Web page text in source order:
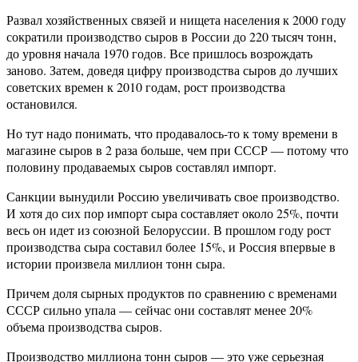
Развал хозяйственных связей и нищета населения к 2000 году
сократили производство сыров в России до 220 тысяч тонн,
до уровня начала 1970 годов. Все пришлось возрождать
заново. Затем, доведя цифру производства сыров до лучших
советских времен к 2010 годам, рост производства
остановился.
Но тут надо понимать, что продавалось-то к тому времени в
магазине сыров в 2 раза больше, чем при СССР — потому что
половину продаваемых сыров составлял импорт.
Санкции вынудили Россию увеличивать свое производство.
И хотя до сих пор импорт сыра составляет около 25%, почти
весь он идет из союзной Белоруссии. В прошлом году рост
производства сыра составил более 15%, и Россия впервые в
истории произвела миллион тонн сыра.
Причем доля сырных продуктов по сравнению с временами
СССР сильно упала — сейчас они составлят менее 20%
объема производства сыров.
Производство миллиона тонн сыров — это уже серьезная